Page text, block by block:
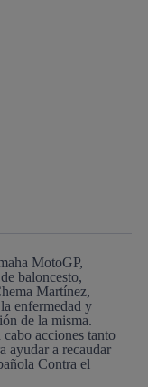
MotoGP,
baloncesto,
Martínez,
enfermedad y
de la misma.
acciones tanto
ayudar a recaudar
Contra el